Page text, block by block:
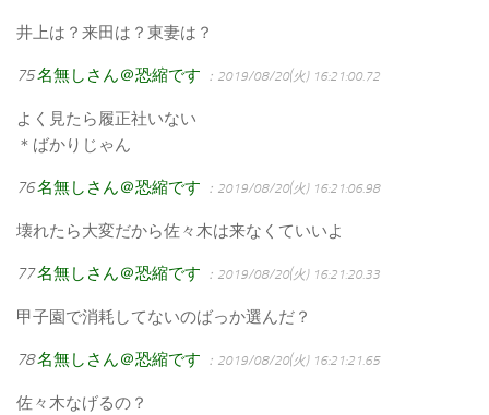
井上は？来田は？東妻は？
75名無しさん＠恐縮です ：2019/08/20(火) 16:21:00.72
よく見たら履正社いない
＊ばかりじゃん
76名無しさん＠恐縮です ：2019/08/20(火) 16:21:06.98
壊れたら大変だから佐々木は来なくていいよ
77名無しさん＠恐縮です ：2019/08/20(火) 16:21:20.33
甲子園で消耗してないのばっか選んだ？
78名無しさん＠恐縮です ：2019/08/20(火) 16:21:21.65
佐々木なげるの？